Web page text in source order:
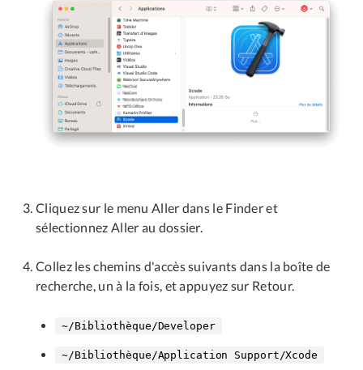
Cliquez sur le menu Aller dans le Finder et
sélectionnez Aller au dossier.
Collez les chemins d'accès suivants dans la boîte de
recherche, un à la fois, et appuyez sur Retour.
~/Bibliothèque/Developer
~/Bibliothèque/Application Support/Xcode